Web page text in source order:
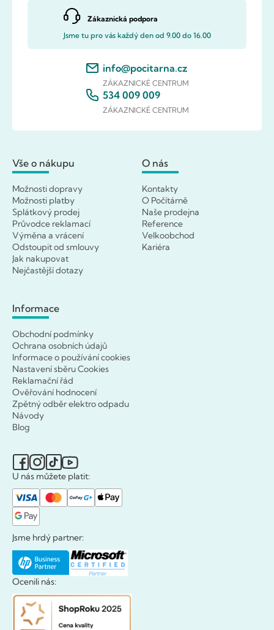
Zákaznická podpora
Jsme tu pro vás každý den od 9.00 do 16.00
info@pocitarna.cz
ZÁKAZNICKÉ CENTRUM
534 009 009
ZÁKAZNICKÉ CENTRUM
Vše o nákupu
Možnosti dopravy
Možnosti platby
Splátkový prodej
Průvodce reklamací
Výměna a vrácení
Odstoupit od smlouvy
Jak nakupovat
Nejčastější dotazy
O nás
Kontakty
O Počítárně
Naše prodejna
Reference
Velkoobchod
Kariéra
Informace
Obchodní podmínky
Ochrana osobních údajů
Informace o používání cookies
Nastavení sběru Cookies
Reklamační řád
Ověřování hodnocení
Zpětný odběr elektro odpadu
Návody
Blog
U nás můžete platit:
Jsme hrdý partner:
Ocenili nás: